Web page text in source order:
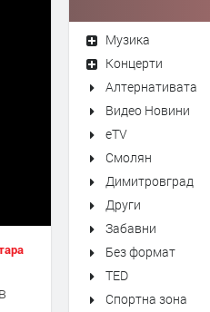
Музика
Концерти
Алтернативата
Видео Новини
eTV
Смолян
Димитровград
Други
Забавни
Без формат
TED
Спортна зона